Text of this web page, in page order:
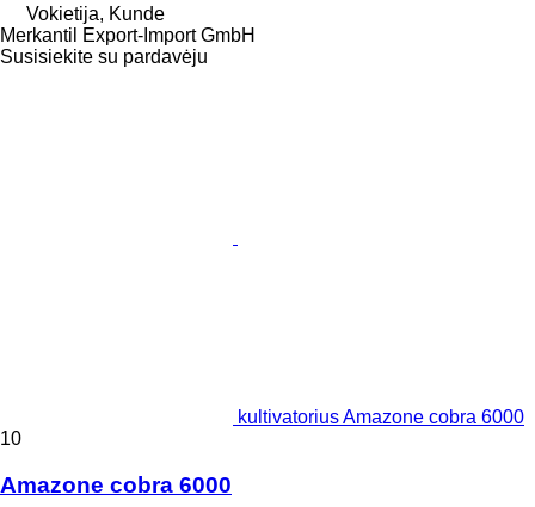
Vokietija, Kunde
Merkantil Export-Import GmbH
Susisiekite su pardavėju
kultivatorius Amazone cobra 6000
10
Amazone cobra 6000